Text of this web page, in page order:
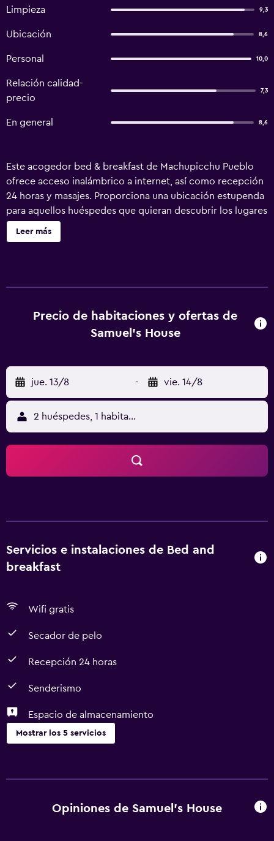
Limpieza 9,3
Ubicación 8,6
Personal 10,0
Relación calidad-
precio
7,3
En general 8,6
Este acogedor bed & breakfast de Machupicchu Pueblo
ofrece acceso inalámbrico a internet, así como recepción
24 horas y masajes. Proporciona una ubicación estupenda
para aquellos huéspedes que quieran descubrir los lugares
de interés turístico más populares de la zona. Samuel's
House ofrece un alojamiento cómodo, conserje, un
House es una base ideal para descubrir el Santuario
histórico de Machu Picchu e Intipunku, además de todo lo
agradará saber que se alojarán a escasa distancia de
Machu Picchu.
Leer más
Precio de habitaciones y ofertas de
Samuel's House
jue. 13/8 - vie. 14/8
2 huéspedes, 1 habitación
Servicios e instalaciones de Bed and
breakfast
Wifi gratis
Secador de pelo
Recepción 24 horas
Senderismo
Espacio de almacenamiento
Mostrar los 5 servicios
Secador de pelo
Actividades
Opiniones de Samuel's House